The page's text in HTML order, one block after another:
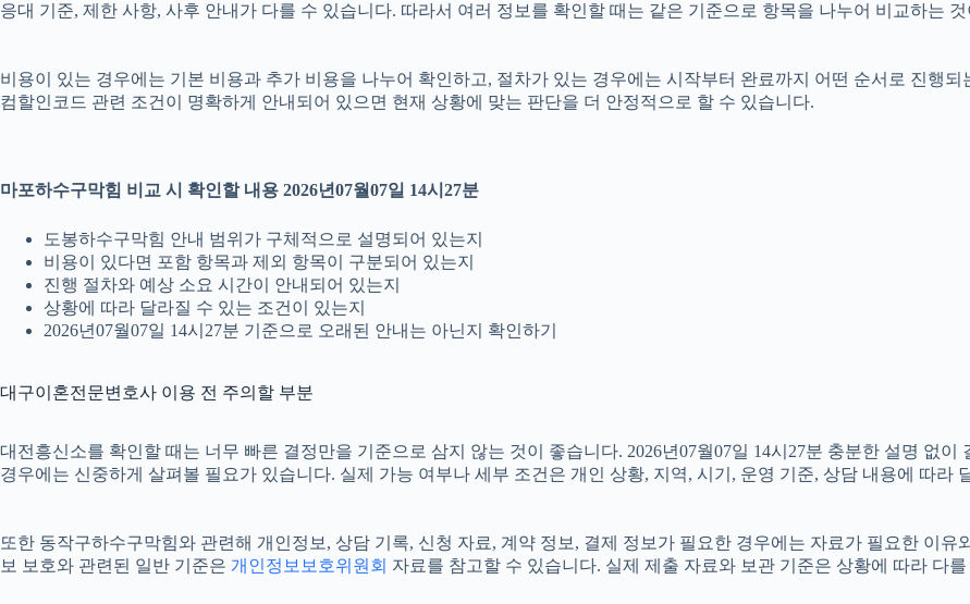
응대 기준, 제한 사항, 사후 안내가 다를 수 있습니다. 따라서 여러 정보를 확인할 때는 같은 기준으로 항목을 나누어 비교하는
비용이 있는 경우에는 기본 비용과 추가 비용을 나누어 확인하고, 절차가 있는 경우에는 시작부터 완료까지 어떤 순서로 진행
컴할인코드 관련 조건이 명확하게 안내되어 있으면 현재 상황에 맞는 판단을 더 안정적으로 할 수 있습니다.
마포하수구막힘 비교 시 확인할 내용 2026년07월07일 14시27분
도봉하수구막힘 안내 범위가 구체적으로 설명되어 있는지
비용이 있다면 포함 항목과 제외 항목이 구분되어 있는지
진행 절차와 예상 소요 시간이 안내되어 있는지
상황에 따라 달라질 수 있는 조건이 있는지
2026년07월07일 14시27분 기준으로 오래된 안내는 아닌지 확인하기
대구이혼전문변호사 이용 전 주의할 부분
대전흥신소를 확인할 때는 너무 빠른 결정만을 기준으로 삼지 않는 것이 좋습니다. 2026년07월07일 14시27분 충분한 설명 없
경우에는 신중하게 살펴볼 필요가 있습니다. 실제 가능 여부나 세부 조건은 개인 상황, 지역, 시기, 운영 기준, 상담 내용에 따라
또한 동작구하수구막힘와 관련해 개인정보, 상담 기록, 신청 자료, 계약 정보, 결제 정보가 필요한 경우에는 자료가 필요한 이유
보 보호와 관련된 일반 기준은 개인정보보호위원회 자료를 참고할 수 있습니다. 실제 제출 자료와 보관 기준은 상황에 따라 다